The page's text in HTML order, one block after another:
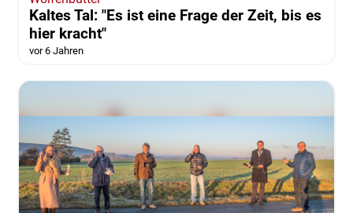
Kaltes Tal: "Es ist eine Frage der Zeit, bis es
hier kracht"
vor 6 Jahren